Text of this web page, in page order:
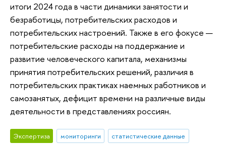
итоги 2024 года в части динамики занятости и
безработицы, потребительских расходов и
потребительских настроений. Также в его фокусе —
потребительские расходы на поддержание и
развитие человеческого капитала, механизмы
принятия потребительских решений, различия в
потребительских практиках наемных работников и
самозанятых, дефицит времени на различные виды
деятельности в представлениях россиян.
Экспертиза мониторинги
статистические данные